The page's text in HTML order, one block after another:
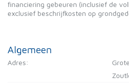
financiering gebeuren (inclusief de
exclusief beschrijfkosten op
Algemeen
Adres: